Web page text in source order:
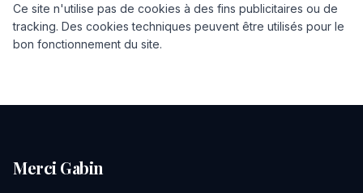
Ce site n'utilise pas de cookies à des fins publicitaires ou de
tracking. Des cookies techniques peuvent être utilisés pour le
bon fonctionnement du site.
Merci Gabin